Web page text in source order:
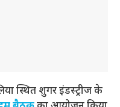
स्थित शुगर इंडस्ट्रीज के